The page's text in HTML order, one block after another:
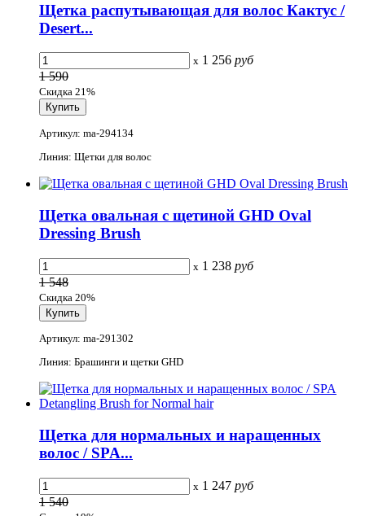
Щетка распутывающая для волос Кактус /
Desert...
x 1 256 руб
1 590
Скидка 21%
Артикул: ma-294134
Линия: Щетки для волос
Щетка овальная с щетиной GHD Oval
Dressing Brush
x 1 238 руб
1 548
Скидка 20%
Артикул: ma-291302
Линия: Брашинги и щетки GHD
Щетка для нормальных и наращенных
волос / SPA...
x 1 247 руб
1 540